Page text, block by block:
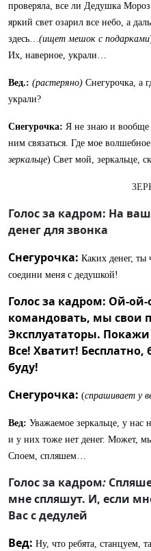
проверяла, все ли Дедушка
яркий свет озарил все небо, а
здесь…(ищет мешок с подарками
Их, наверное, украли…
Вед.: (растеряно) Снегурочка, а
украли?
Снегурочка: Я не знаю и вообще
ним связаться. Где мое
зеркальце) Свет мой, зеркальце,
Голос за кадром: На
денег для звонка
Снегурочка: Каких денег, ты
соедини меня с дедушкой!
Голос за кадром: Ой-
командовать, мы свои
Эксплуататоры.
Все! Хватит!
буду!
Снегурочка: (спрашивает у
Вед: Уважаемое зеркальце, у нас
и у них тоже нет денег. Может,
Споем, спляшем…
Голос за кадром:
мне спляшут. И, если
Вас с дедулей
Вед: Ну, что ребята, станцуем,